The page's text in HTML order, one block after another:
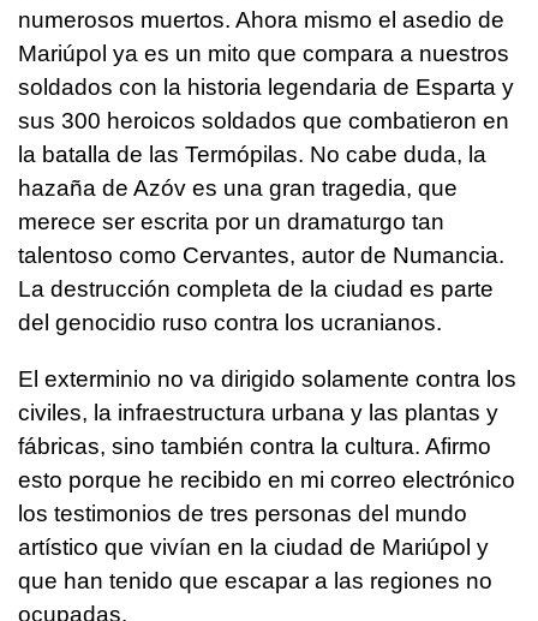
numerosos muertos. Ahora mismo el asedio de
Mariúpol ya es un mito que compara a nuestros
soldados con la historia legendaria de Esparta y
sus 300 heroicos soldados que combatieron en
la batalla de las Termópilas. No cabe duda, la
hazaña de Azóv es una gran tragedia, que
merece ser escrita por un dramaturgo tan
talentoso como Cervantes, autor de Numancia.
La destrucción completa de la ciudad es parte
del genocidio ruso contra los ucranianos.
El exterminio no va dirigido solamente contra los
civiles, la infraestructura urbana y las plantas y
fábricas, sino también contra la cultura. Afirmo
esto porque he recibido en mi correo electrónico
los testimonios de tres personas del mundo
artístico que vivían en la ciudad de Mariúpol y
que han tenido que escapar a las regiones no
ocupadas.